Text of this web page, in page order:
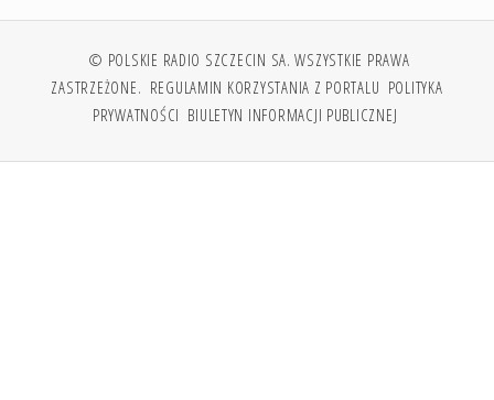
© POLSKIE RADIO SZCZECIN SA. WSZYSTKIE PRAWA
ZASTRZEŻONE. REGULAMIN KORZYSTANIA Z PORTALU POLITYKA
PRYWATNOŚCI BIULETYN INFORMACJI PUBLICZNEJ